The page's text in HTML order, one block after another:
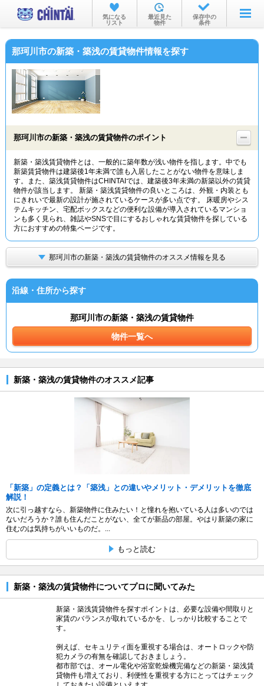
お部屋を探す
沿線・駅から
物件特集から
TOP
気になる
リスト
最近見た
物件
保存中の
条件
那珂川市の新築・築浅の賃貸物件情報を探す
那珂川市の新築・築浅の賃貸物件のポイント
新築・築浅賃貸物件とは、一般的に築年数が浅い物件を指します。中でも
新築賃貸物件は建築後1年未満で誰も入居したことがない物件を意味しま
す。また、築浅賃貸物件はCHINTAIでは、建築後3年未満の新築以外の賃貸
物件が該当します。 新築・築浅賃貸物件の良いところは、外観・内装とも
にきれいで最新の設計が施されているケースが多い点です。 床暖房やシス
テムキッチン、宅配ボックスなどの便利な設備が導入されているマンショ
ンも多く見られ、雑誌やSNSで目にするおしゃれな賃貸物件を探している
方におすすめの特集ページです。
那珂川市の新築・築浅の賃貸物件のオススメ情報を見る
沿線・住所から探す
那珂川市の新築・築浅の賃貸物件
物件一覧へ
新築・築浅の賃貸物件のオススメ記事
「新築」の定義とは？「築浅」との違いやメリット・デメリットを徹底
解説！
次に引っ越すなら、新築物件に住みたい！と憧れを抱いている人は多いのでは
ないだろうか？誰も住んだことがない、全てが新品の部屋。やはり新築の家に
住むのは気持ちがいいものだ。...
もっと読む
新築・築浅の賃貸物件についてプロに聞いてみた
新築・築浅賃貸物件を探すポイントは、必要な設備や間取りと
家賃のバランスが取れているかを、しっかり比較することで
す。
例えば、セキュリティ面を重視する場合は、オートロックや防
犯カメラの有無を確認しておきましょう。
都市部では、オール電化や浴室乾燥機完備などの新築・築浅賃
貸物件も増えており、利便性を重視する方にとってはチェック